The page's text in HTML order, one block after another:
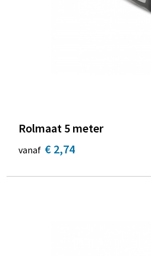
Rolmaat 5 meter
vanaf € 2,74